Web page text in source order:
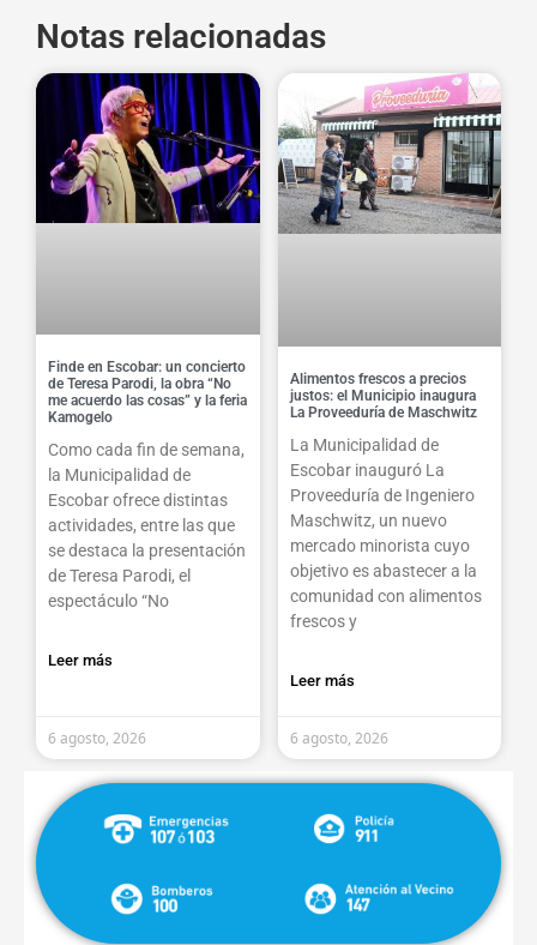
Notas relacionadas
Finde en Escobar: un concierto
de Teresa Parodi, la obra “No
me acuerdo las cosas” y la feria
Kamogelo
Como cada fin de semana,
la Municipalidad de
Escobar ofrece distintas
actividades, entre las que
se destaca la presentación
de Teresa Parodi, el
espectáculo “No
Leer más
6 agosto, 2026
Alimentos frescos a precios
justos: el Municipio inaugura
La Proveeduría de Maschwitz
La Municipalidad de
Escobar inauguró La
Proveeduría de Ingeniero
Maschwitz, un nuevo
mercado minorista cuyo
objetivo es abastecer a la
comunidad con alimentos
frescos y
Leer más
6 agosto, 2026